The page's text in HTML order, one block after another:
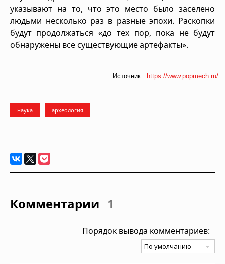
указывают на то, что это место было заселено
людьми несколько раз в разные эпохи. Раскопки
будут продолжаться «до тех пор, пока не будут
обнаружены все существующие артефакты».
Источник: https://www.popmech.ru/
наука археология
Комментарии 1
Порядок вывода комментариев: